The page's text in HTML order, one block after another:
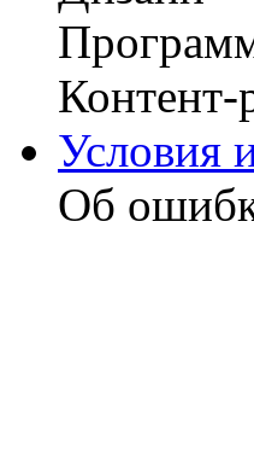
Условия
Об